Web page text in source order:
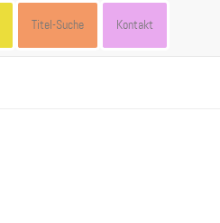
Titel-Suche Kontakt